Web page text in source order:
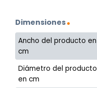
Dimensiones
Ancho del producto en
cm
Diámetro del producto
en cm